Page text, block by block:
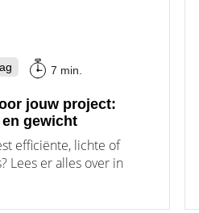
7 min.
jouw project:
gewicht
efficiënte, lichte of
Lees er alles over in